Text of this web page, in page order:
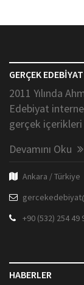
GERÇEK EDEBİYAT
2011 Yılında
Edebiyat
gerçek içerikleri
Devamını Oku
Ankara / Türkiye
+90 (532) 254 49
HABERLER